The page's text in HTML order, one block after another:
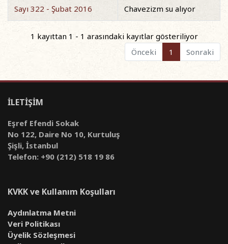
Sayı 322 - Şubat 2016 Chavezizm su alıyor
1 kayıttan 1 - 1 arasındaki kayıtlar gösteriliyor
Önceki
1 Sonraki
İLETİŞİM
Eşref Efendi Sokak
No 122, Daire No 10, Kurtuluş
Şişli, İstanbul
Telefon: +90 (212) 518 19 86
KVKK ve Kullanım Koşulları
Aydınlatma Metni
Veri Politikası
Üyelik Sözleşmesi